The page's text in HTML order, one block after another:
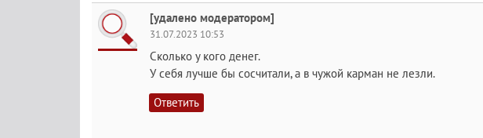
[удалено модератором]
31.07.2023 10:53
Сколько у кого денег.
У себя лучше бы сосчитали, а в чужой карман не лезли.
Ответить